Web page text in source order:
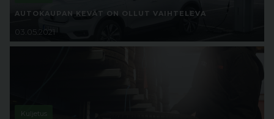
AUTOKAUPAN KEVÄT ON OLLUT VAIHTELEVA
03.05.2021
Kuljetus